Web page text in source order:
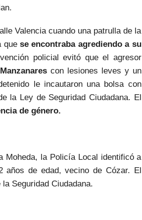
Valencia cuando una patrulla de la
que se encontraba agrediendo a su
policial evitó que el agresor
con lesiones leves y un
le incautaron una bolsa con
la Ley de Seguridad Ciudadana. El
de género.
Moheda, la Policía Local identificó a
años de edad, vecino de Cózar. El
Seguridad Ciudadana.